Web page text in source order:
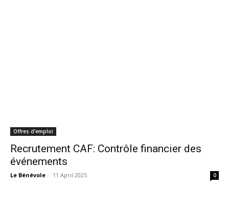
Offres d’emploi
Recrutement CAF: Contrôle financier des
événements
Le Bénévole - 11 April 2025 0